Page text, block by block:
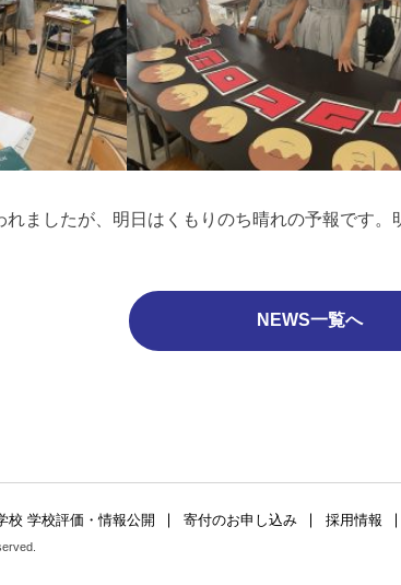
ましたが、明日はくもりのち晴れの予報です
NEWS一覧へ
校 学校評価・情報公開 寄付のお申し込み 採用情報